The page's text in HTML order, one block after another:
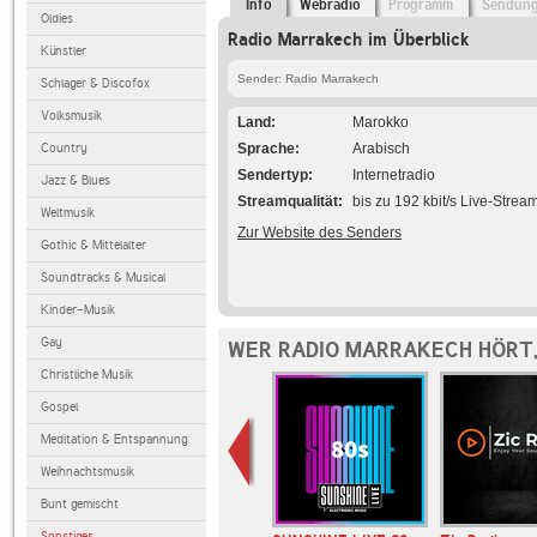
Oldies
Künstler
Schlager & Discofox
Volksmusik
Country
Jazz & Blues
Weltmusik
Gothic & Mittelalter
Soundtracks & Musical
Kinder-Musik
Gay
Christliche Musik
Gospel
Meditation & Entspannung
Weihnachtsmusik
Bunt gemischt
Info Webradio Programm
Radio Marrakech im Überblick
Sender: Radio Marrakech
Land
Marokko
Sprache
Arabisch
Sendertyp
Internetradio
Streamqualität
bis zu 192 kbit/s Live-
Zur Website des Senders
WER RADIO MARRAKECH